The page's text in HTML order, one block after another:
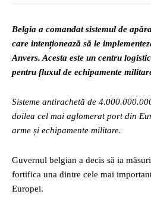
Belgia a comandat sistemul de
care intenționează să le
Anvers. Acesta este un centru
pentru fluxul de echipamente
Sisteme antirachetă de
doilea cel mai aglomerat port din
arme și echipamente militare.
Guvernul belgian a decis să ia
fortifica una dintre cele mai
Europei.